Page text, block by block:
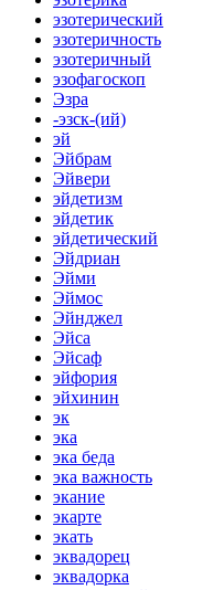
эзотерический
эзотеричность
эзотеричный
эзофагоскоп
Эзра
-эзск-(ий)
эй
Эйбрам
Эйвери
эйдетизм
эйдетик
эйдетический
Эйдриан
Эйми
Эймос
Эйнджел
Эйса
Эйсаф
эйфория
эйхинин
эк
эка
эка беда
эка важность
экание
экарте
экать
эквадорец
эквадорка